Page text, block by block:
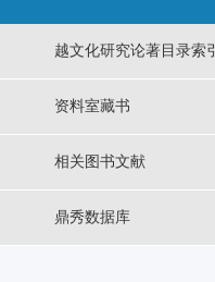
越文化研究论著目录索引
资料室藏书
相关图书文献
鼎秀数据库